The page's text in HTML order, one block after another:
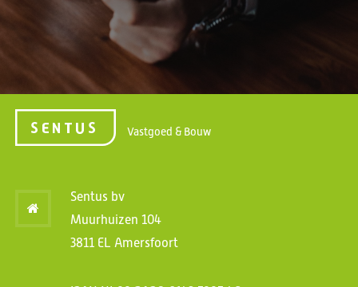
Vastgoed & Bouw
Sentus bv
Muurhuizen 104
3811 EL Amersfoort